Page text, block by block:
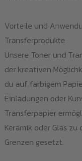
Vorteile und
Transferprodukte
Unsere Toner und
der kreativen
du auf farbigem
Einladungen oder
Transferpapier
Keramik oder Glas
Grenzen gesetzt.